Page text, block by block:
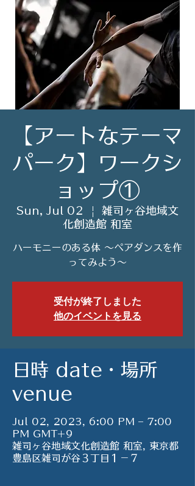
【アートなテーマ
パーク】ワークシ
ョップ①
Sun, Jul 02
  |
雑司ヶ谷地域文
化創造館 和室
ハーモニーのある体 〜ペアダンスを作
ってみよう〜
受付が終了しました
他のイベントを見る
日時 date・場所
venue
Jul 02, 2023, 6:00 PM – 7:00
PM GMT+9
雑司ヶ谷地域文化創造館 和室, 東京都
豊島区雑司が谷３丁目１−７